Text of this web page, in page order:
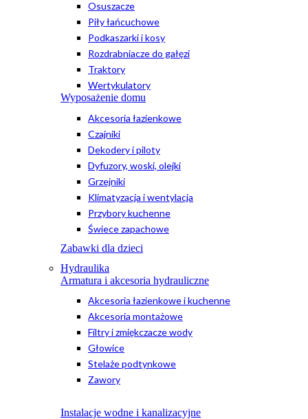
Osuszacze
Piły łańcuchowe
Podkaszarki i kosy
Rozdrabniacze do gałęzi
Traktory
Wertykulatory
Wyposażenie domu
Akcesoria łazienkowe
Czajniki
Dekodery i piloty
Dyfuzory, woski, olejki
Grzejniki
Klimatyzacja i wentylacja
Przybory kuchenne
Świece zapachowe
Zabawki dla dzieci
Hydraulika
Armatura i akcesoria hydrauliczne
Akcesoria łazienkowe i kuchenne
Akcesoria montażowe
Filtry i zmiękczacze wody
Głowice
Stelaże podtynkowe
Zawory
Instalacje wodne i kanalizacyjne